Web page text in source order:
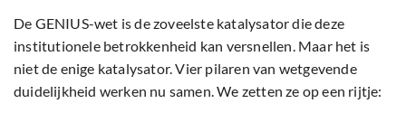
De GENIUS-wet is de zoveelste katalysator die deze
institutionele betrokkenheid kan versnellen. Maar het is
niet de enige katalysator. Vier pilaren van wetgevende
duidelijkheid werken nu samen. We zetten ze op een rijtje: